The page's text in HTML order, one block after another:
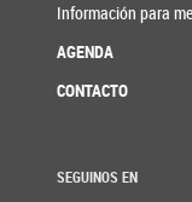
Información para
AGENDA
CONTACTO
SEGUINOS EN